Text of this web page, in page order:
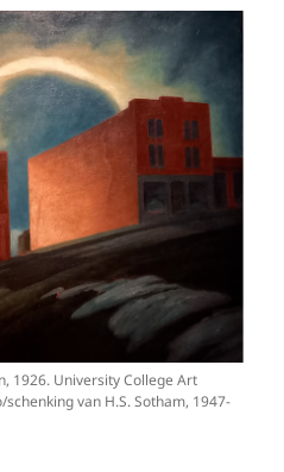
1926. University College Art
van H.S. Sotham, 1947-